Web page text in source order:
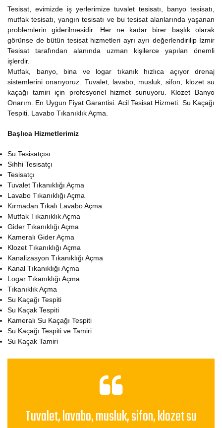
Tesisat, evimizde iş yerlerimize tuvalet tesisatı, banyo tesisatı,
mutfak tesisatı, yangın tesisatı ve bu tesisat alanlarında yaşanan
problemlerin giderilmesidir. Her ne kadar birer başlık olarak
görünse de bütün tesisat hizmetleri ayrı ayrı değerlendirilip İzmir
Tesisat tarafından alanında uzman kişilerce yapılan önemli
işlerdir.
Mutfak, banyo, bina ve logar tıkanık hızlıca açıyor drenaj
sistemlerini onarıyoruz. Tuvalet, lavabo, musluk, sifon, klozet su
kaçağı tamiri için profesyonel hizmet sunuyoru. Klozet Banyo
Onarım. En Uygun Fiyat Garantisi. Acil Tesisat Hizmeti. Su Kaçağı
Tespiti. Lavabo Tıkanıklık Açma.
Başlıca Hizmetlerimiz
Su Tesisatçısı
Sıhhi Tesisatçı
Tesisatçı
Tuvalet Tıkanıklığı Açma
Lavabo Tıkanıklığı Açma
Kırmadan Tıkalı Lavabo Açma
Mutfak Tıkanıklık Açma
Gider Tıkanıklığı Açma
Kameralı Gider Açma
Klozet Tıkanıklığı Açma
Kanalizasyon Tıkanıklığı Açma
Kanal Tıkanıklığı Açma
Logar Tıkanıklığı Açma
Tıkanıklık Açma
Su Kaçağı Tespiti
Su Kaçak Tespiti
Kameralı Su Kaçağı Tespiti
Su Kaçağı Tespiti ve Tamiri
Su Kaçak Tamiri
Tuvalet, lavabo, musluk, sifon, klozet su